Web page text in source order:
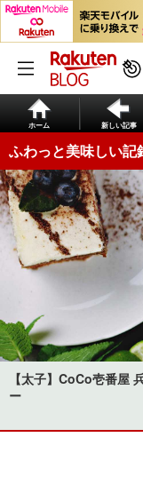
ホーム 新しい記事
ふわっと美味しい記
【太子】CoCo壱番屋
ー